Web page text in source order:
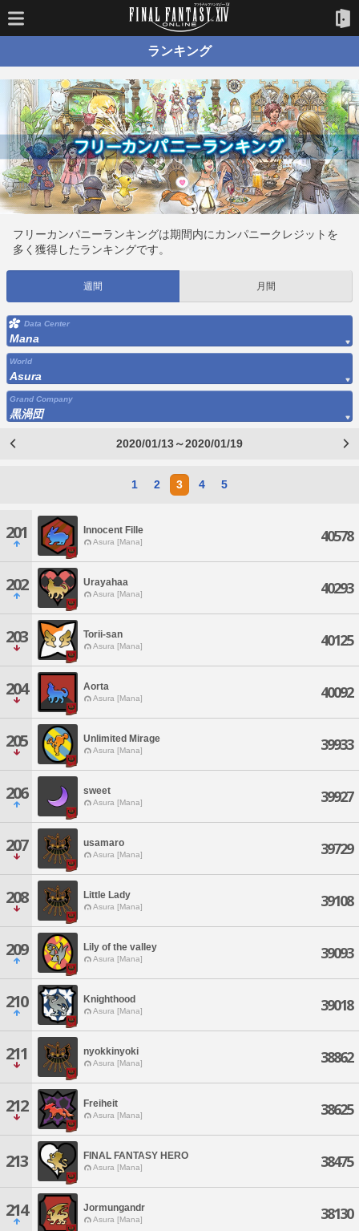
ランキング
フリーカンパニーランキングは期間内にカンパニークレジットを
多く獲得したランキングです。
週間 月間
Data Center
Mana
World
Asura
Grand Company
黒渦団
2020/01/13～2020/01/19
1 2 3 4 5
201 Innocent Fille
Asura [Mana] 40578
202 Urayahaa
Asura [Mana] 40293
203 Torii-san
Asura [Mana] 40125
204 Aorta
Asura [Mana] 40092
205 Unlimited Mirage
Asura [Mana] 39933
206 sweet
Asura [Mana] 39927
207 usamaro
Asura [Mana] 39729
208 Little Lady
Asura [Mana] 39108
209 Lily of the valley
Asura [Mana] 39093
210 Knighthood
Asura [Mana] 39018
211 nyokkinyoki
Asura [Mana] 38862
212 Freiheit
Asura [Mana] 38625
213 FINAL FANTASY HERO
Asura [Mana] 38475
214 Jormungandr
Asura [Mana] 38130